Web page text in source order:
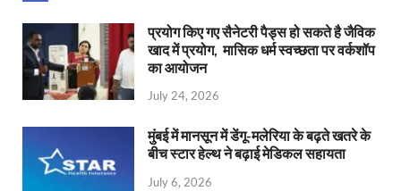
प्रयोग किए गए सैनेटरी पैड्स हो सकते है जैविक
खाद में प्रयोग, मासिक धर्म स्वच्छता पर वर्कशॉप
का आयोजन
July 24, 2026
मुंबई में मानसून में डेंगू-मलेरिया के बढ़ते खतरे के
बीच स्टार हेल्थ ने बढ़ाई मेडिकल सहायता
July 6, 2026